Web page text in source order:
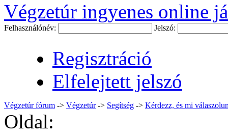
Végzetúr ingyenes online
Felhasználónév: Jelszó:
Regisztráció
Elfelejtett jelszó
Végzetúr fórum -> Végzetúr-> Segítség -> Kérdezz, és mi
Oldal: